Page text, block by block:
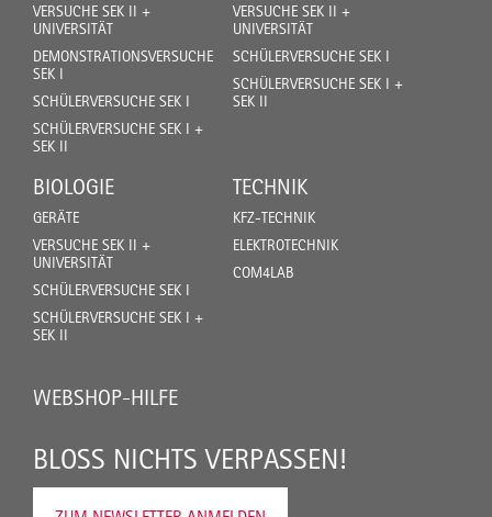
VERSUCHE SEK II +
UNIVERSITÄT
DEMONSTRATIONSVERSUCHE
SEK I
SCHÜLERVERSUCHE SEK I
SCHÜLERVERSUCHE SEK I +
SEK II
VERSUCHE SEK II +
UNIVERSITÄT
SCHÜLERVERSUCHE SEK I
SCHÜLERVERSUCHE SEK I +
SEK II
BIOLOGIE
GERÄTE
VERSUCHE SEK II +
UNIVERSITÄT
SCHÜLERVERSUCHE SEK I
SCHÜLERVERSUCHE SEK I +
SEK II
TECHNIK
KFZ-TECHNIK
ELEKTROTECHNIK
COM4LAB
WEBSHOP-HILFE
BLOSS NICHTS VERPASSEN!